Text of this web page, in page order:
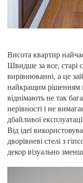
Висота квартир
Швидше за все, старі
вирівнюванні, а це
найкращим рішенням
віднімають не так
нерівності і не
дбайливої
Від ідеї
дворівневі стелі з
декор візуально